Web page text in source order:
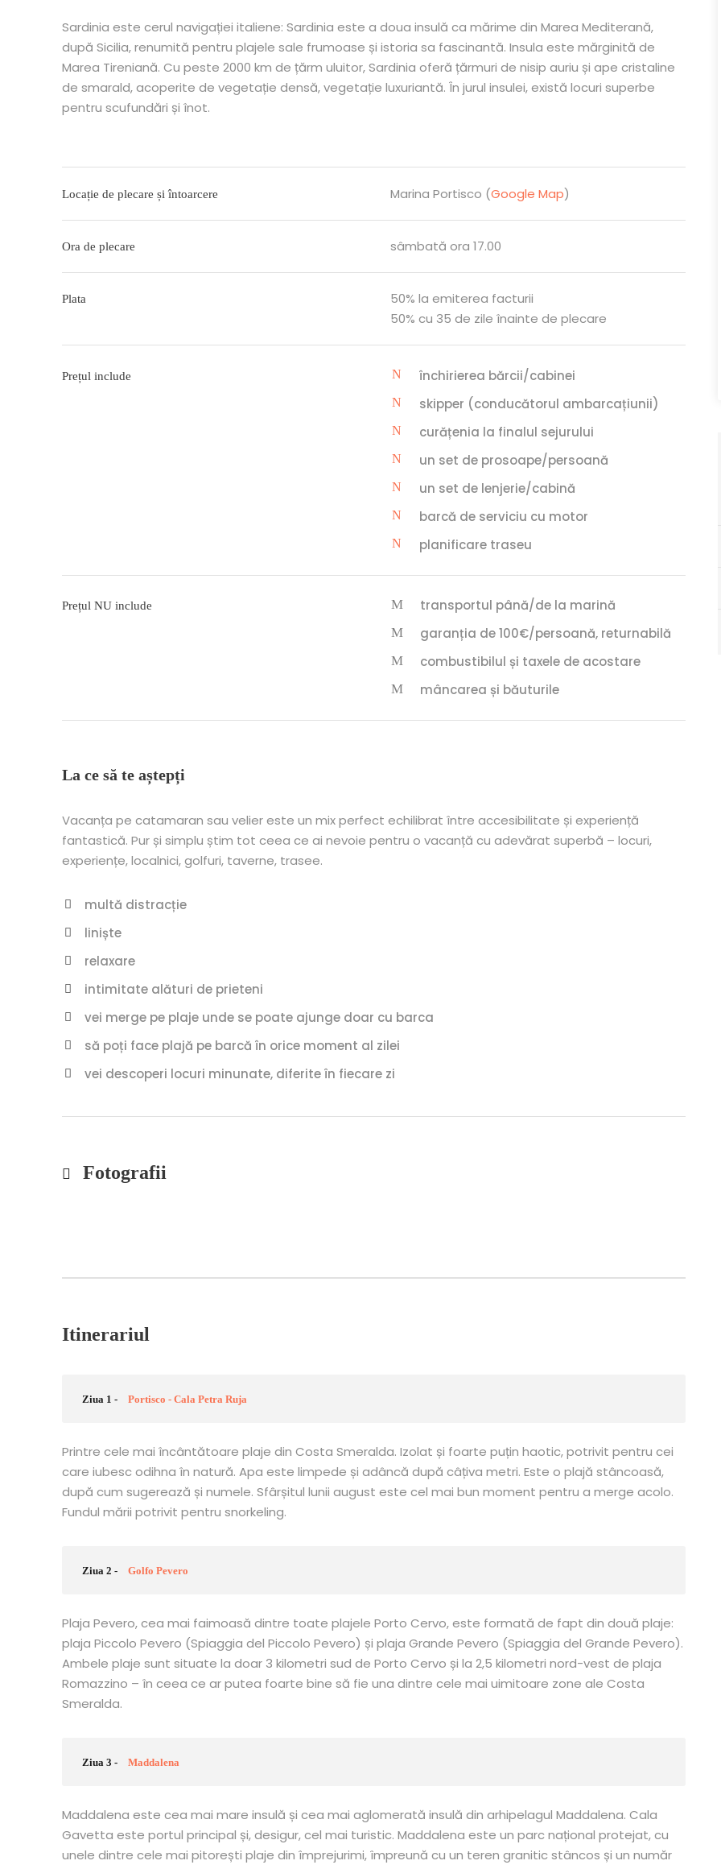
Sardinia este cerul navigației italiene: Sardinia este a doua insulă ca mărime din Marea Mediterană,
după Sicilia, renumită pentru plajele sale frumoase și istoria sa fascinantă. Insula este mărginită de
Marea Tireniană. Cu peste 2000 km de țărm uluitor, Sardinia oferă țărmuri de nisip auriu și ape cristaline
de smarald, acoperite de vegetație densă, vegetație luxuriantă. În jurul insulei, există locuri superbe
pentru scufundări și înot.
Locație de plecare și întoarcere Marina Portisco (Google Map)
Ora de plecare sâmbată ora 17.00
Plata
50% la emiterea facturii
50% cu 35 de zile înainte de plecare
Prețul include
închirierea bărcii/cabinei
skipper (conducătorul ambarcațiunii)
curățenia la finalul sejurului
un set de prosoape/persoană
un set de lenjerie/cabină
barcă de serviciu cu motor
planificare traseu
Prețul NU include
transportul până/de la marină
garanția de 100€/persoană, returnabilă
combustibilul și taxele de acostare
mâncarea și băuturile
La ce să te aștepți
Vacanța pe catamaran sau velier este un mix perfect echilibrat între accesibilitate și experiență
fantastică. Pur și simplu știm tot ceea ce ai nevoie pentru o vacanță cu adevărat superbă – locuri,
experiențe, localnici, golfuri, taverne, trasee.
multă distracție
liniște
relaxare
intimitate alături de prieteni
vei merge pe plaje unde se poate ajunge doar cu barca
să poți face plajă pe barcă în orice moment al zilei
vei descoperi locuri minunate, diferite în fiecare zi
Fotografii
Itinerariul
Ziua 1 - Portisco - Cala Petra Ruja
Printre cele mai încântătoare plaje din Costa Smeralda. Izolat și foarte puțin haotic, potrivit pentru cei
care iubesc odihna în natură. Apa este limpede și adâncă după câțiva metri. Este o plajă stâncoasă,
după cum sugerează și numele. Sfârșitul lunii august este cel mai bun moment pentru a merge acolo.
Fundul mării potrivit pentru snorkeling.
Ziua 2 - Golfo Pevero
Plaja Pevero, cea mai faimoasă dintre toate plajele Porto Cervo, este formată de fapt din două plaje:
plaja Piccolo Pevero (Spiaggia del Piccolo Pevero) și plaja Grande Pevero (Spiaggia del Grande Pevero).
Ambele plaje sunt situate la doar 3 kilometri sud de Porto Cervo și la 2,5 kilometri nord-vest de plaja
Romazzino – în ceea ce ar putea foarte bine să fie una dintre cele mai uimitoare zone ale Costa
Smeralda.
Ziua 3 - Maddalena
Maddalena este cea mai mare insulă și cea mai aglomerată insulă din arhipelagul Maddalena. Cala
Gavetta este portul principal și, desigur, cel mai turistic. Maddalena este un parc național protejat, cu
unele dintre cele mai pitorești plaje din împrejurimi, împreună cu un teren granitic stâncos și un număr